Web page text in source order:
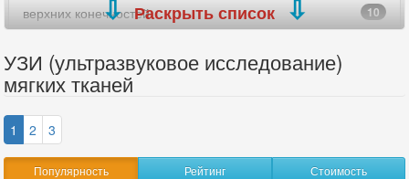
верхних конечностей 10
вилочковой железы
внутренних женских половых органов
гайморовых пазух носа
гистеросальпингоскопия (УЗГСС) 7
Раскрыть список
УЗИ (ультразвуковое исследование)
мягких тканей
1 2 3
Популярность Рейтинг Стоимость